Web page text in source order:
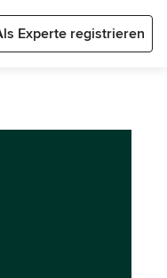
Experte registrieren